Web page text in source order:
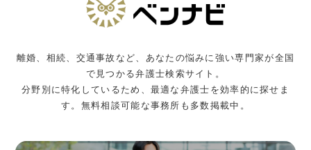
離婚、相続、交通事故など、あなたの悩みに強い専門家が全国
で見つかる弁護士検索サイト。
分野別に特化しているため、最適な弁護士を効率的に探せま
す。無料相談可能な事務所も多数掲載中。